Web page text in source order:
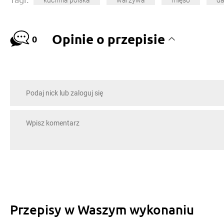
0 Opinie o przepisie
Przepisy w Waszym wykonaniu